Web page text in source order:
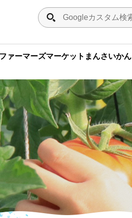
ァーマーズマーケットまんさいかん